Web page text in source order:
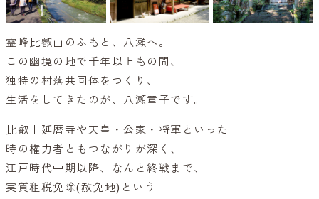
霊峰比叡山のふもと、八瀬へ。
この幽境の地で千年以上もの間、
独特の村落共同体をつくり、
生活をしてきたのが、八瀬童子です。
比叡山延暦寺や天皇・公家・将軍といった
時の権力者ともつながりが深く、
江戸時代中期以降、なんと終戦まで、
実質租税免除(赦免地)という